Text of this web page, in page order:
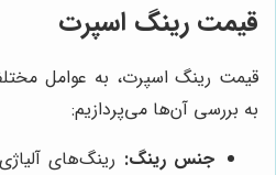
قیمت رینگ اسپرت
قیمت رینگ اسپرت، به عوامل
به بررسی آن‌ها می‌پردازیم:
جنس رینگ: رینگ‌های